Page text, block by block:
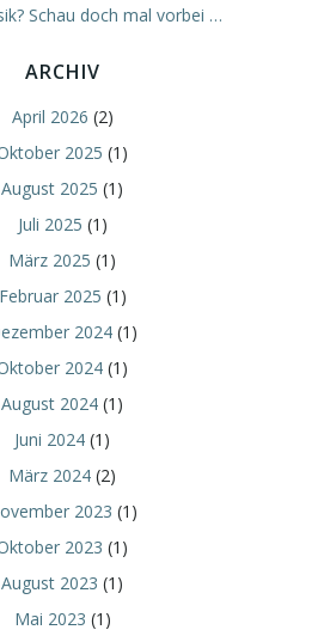
Schau doch mal vorbei …
ARCHIV
April 2026 (2)
2025 (1)
August 2025 (1)
Juli 2025 (1)
März 2025 (1)
Februar 2025 (1)
2024(1)
2024 (1)
August 2024 (1)
Juni 2024 (1)
März 2024 (2)
2023 (1)
2023 (1)
August 2023 (1)
Mai 2023 (1)